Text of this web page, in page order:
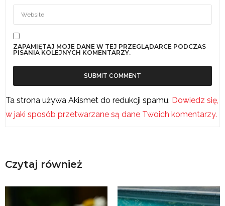
ZAPAMIĘTAJ MOJE DANE W TEJ PRZEGLĄDARCE PODCZAS
PISANIA KOLEJNYCH KOMENTARZY.
Ta strona używa Akismet do redukcji spamu. Dowiedz się,
w jaki sposób przetwarzane są dane Twoich komentarzy.
Czytaj również